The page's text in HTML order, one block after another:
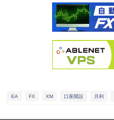
EA FX XM 口座開設 月利